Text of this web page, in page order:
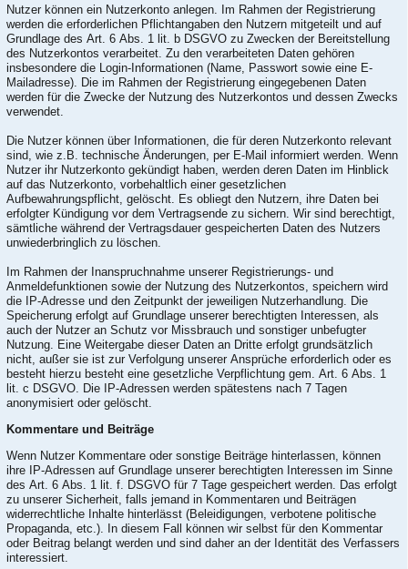
Nutzer können ein Nutzerkonto anlegen. Im Rahmen der Registrierung
werden die erforderlichen Pflichtangaben den Nutzern mitgeteilt und auf
Grundlage des Art. 6 Abs. 1 lit. b DSGVO zu Zwecken der Bereitstellung
des Nutzerkontos verarbeitet. Zu den verarbeiteten Daten gehören
insbesondere die Login-Informationen (Name, Passwort sowie eine E-
Mailadresse). Die im Rahmen der Registrierung eingegebenen Daten
werden für die Zwecke der Nutzung des Nutzerkontos und dessen Zwecks
verwendet.
Die Nutzer können über Informationen, die für deren Nutzerkonto relevant
sind, wie z.B. technische Änderungen, per E-Mail informiert werden. Wenn
Nutzer ihr Nutzerkonto gekündigt haben, werden deren Daten im Hinblick
auf das Nutzerkonto, vorbehaltlich einer gesetzlichen
Aufbewahrungspflicht, gelöscht. Es obliegt den Nutzern, ihre Daten bei
erfolgter Kündigung vor dem Vertragsende zu sichern. Wir sind berechtigt,
sämtliche während der Vertragsdauer gespeicherten Daten des Nutzers
unwiederbringlich zu löschen.
Im Rahmen der Inanspruchnahme unserer Registrierungs- und
Anmeldefunktionen sowie der Nutzung des Nutzerkontos, speichern wird
die IP-Adresse und den Zeitpunkt der jeweiligen Nutzerhandlung. Die
Speicherung erfolgt auf Grundlage unserer berechtigten Interessen, als
auch der Nutzer an Schutz vor Missbrauch und sonstiger unbefugter
Nutzung. Eine Weitergabe dieser Daten an Dritte erfolgt grundsätzlich
nicht, außer sie ist zur Verfolgung unserer Ansprüche erforderlich oder es
besteht hierzu besteht eine gesetzliche Verpflichtung gem. Art. 6 Abs. 1
lit. c DSGVO. Die IP-Adressen werden spätestens nach 7 Tagen
anonymisiert oder gelöscht.
Kommentare und Beiträge
Wenn Nutzer Kommentare oder sonstige Beiträge hinterlassen, können
ihre IP-Adressen auf Grundlage unserer berechtigten Interessen im Sinne
des Art. 6 Abs. 1 lit. f. DSGVO für 7 Tage gespeichert werden. Das erfolgt
zu unserer Sicherheit, falls jemand in Kommentaren und Beiträgen
widerrechtliche Inhalte hinterlässt (Beleidigungen, verbotene politische
Propaganda, etc.). In diesem Fall können wir selbst für den Kommentar
oder Beitrag belangt werden und sind daher an der Identität des Verfassers
interessiert.